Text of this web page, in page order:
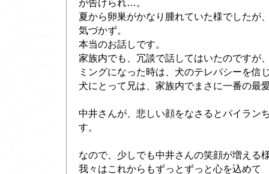
が告げられ…。
夏から卵巣がかなり腫れていた様でしたが
気づかず。
本当のお話しです。
家族内でも、冗談で話してはいたのですが
ミングになった時は、犬のテレパシーを信
犬にとって兄は、家族内でまさに一番の最
中井さんが、悲しい顔をなさるとパイラン
す。
なので、少しでも中井さんの笑顔が増える
我々はこれからもずっとずっと心を込めて